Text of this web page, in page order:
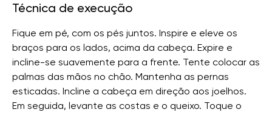
Técnica de execução
Fique em pé, com os pés juntos. Inspire e eleve os
braços para os lados, acima da cabeça. Expire e
incline-se suavemente para a frente. Tente colocar as
palmas das mãos no chão. Mantenha as pernas
esticadas. Incline a cabeça em direção aos joelhos.
Em seguida, levante as costas e o queixo. Toque o